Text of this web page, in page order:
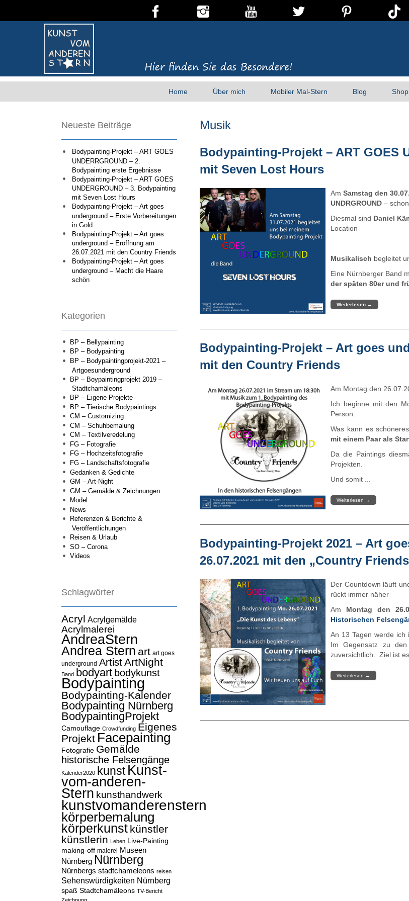
Home Über mich Mobiler Mal-Stern Blog Shop
Neueste Beiträge
Bodypainting-Projekt – ART GOES
UNDERRGROUND – 2.
Bodypainting erste Ergebnisse
Bodypainting-Projekt – ART GOES
UNDERGROUND – 3. Bodypainting
mit Seven Lost Hours
Bodypainting-Projekt – Art goes
underground – Erste Vorbereitungen
in Gold
Bodypainting-Projekt – Art goes
underground – Eröffnung am
26.07.2021 mit den Country Friends
Bodypainting-Projekt – Art goes
underground – Macht die Haare
schön
Kategorien
BP – Bellypainting
BP – Bodypainting
BP – Bodypaintingprojekt-2021 –
Artgoesunderground
BP – Boypaintingprojekt 2019 –
Stadtchamäleons
BP – Eigene Projekte
BP – Tierische Bodypaintings
CM – Customizing
CM – Schuhbemalung
CM – Textilveredelung
FG – Fotografie
FG – Hochzeitsfotografie
FG – Landschaftsfotografie
Gedanken & Gedichte
GM – Art-Night
GM – Gemälde & Zeichnungen
Model
News
Referenzen & Berichte &
Veröffentlichungen
Reisen & Urlaub
SO – Corona
Videos
Schlagwörter
Acryl Acrylgemälde
Acrylmalerei
AndreaStern
Andrea Stern art art goes
underground ArtistArtNight
Band bodyart bodykunst
Bodypainting
Bodypainting-Kalender
Bodypainting Nürnberg
BodypaintingProjekt
Camouflage Crowdfunding Eigenes
Projekt Facepainting
Fotografie Gemälde
historische Felsengänge
Kalender2020 kunst Kunst-
vom-anderen-
Stern kunsthandwerk
kunstvomanderenstern
körperbemalung
körperkunst künstler
künstlerin Leben Live-Painting
making-off malerei Museen
Nürnberg Nürnberg
Nürnbergs stadtchameleons reisen
Sehenswürdigkeiten Nürnberg
spaß Stadtchamäleons TV-Bericht
Musik
Bodypainting-Projekt – ART GOES
mit Seven Lost Hours
Am Samstag den
UNDRGROUND –
Diesmal sind Daniel
Location
Musikalisch begleitet
Eine Nürnberger Band
der späten 80er und
Weiterlesen →
Bodypainting-Projekt – Art goes
mit den Country Friends
Am Montag den
Ich beginne mit den
Person.
Was kann es
mit einem Paar als
Da die Paintings
Projekten.
Und somit ...
Weiterlesen →
Bodypainting-Projekt 2021 – Art
26.07.2021 mit den „Country
Der Countdown läuft
rückt immer näher
Am Montag den
Historischen
An 13 Tagen werde ich
Im Gegensatz zu
zuversichtlich. Ziel ist es
Weiterlesen →